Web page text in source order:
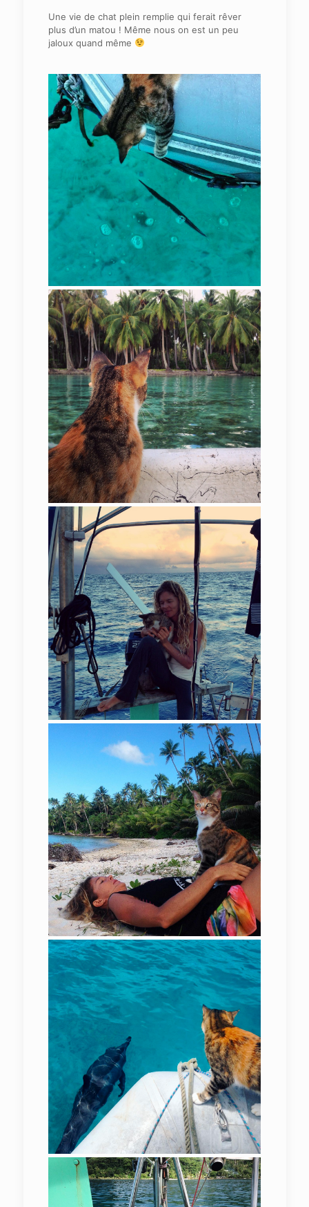
Une vie de chat plein remplie qui ferait rêver
plus d’un matou ! Même nous on est un peu
jaloux quand même